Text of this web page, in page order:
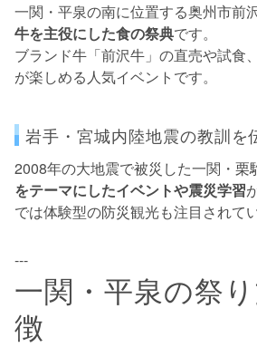
一関・平泉の南に位置する奥州市前
牛を主役にした食の祭典です。
ブランド牛「前沢牛」の直売や試食
が楽しめる人気イベントです。
岩手・宮城内陸地震の教訓を
2008年の大地震で被災した一関・栗
をテーマにしたイベントや震災学習
では体験型の防災観光も注目されてい
---
一関・平泉の祭
徴